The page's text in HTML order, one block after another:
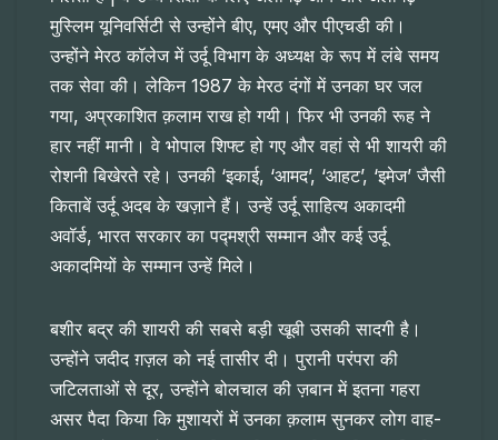
मुस्लिम यूनिवर्सिटी से उन्होंने बीए, एमए और पीएचडी की।
उन्होंने मेरठ कॉलेज में उर्दू विभाग के अध्यक्ष के रूप में लंबे समय
तक सेवा की। लेकिन 1987 के मेरठ दंगों में उनका घर जल
गया, अप्रकाशित क़लाम राख हो गयी। फिर भी उनकी रूह ने
हार नहीं मानी। वे भोपाल शिफ्ट हो गए और वहां से भी शायरी की
रोशनी बिखेरते रहे। उनकी ‘इकाई, ‘आमद’, ‘आहट’, ‘इमेज’ जैसी
किताबें उर्दू अदब के खज़ाने हैं। उन्हें उर्दू साहित्य अकादमी
अवॉर्ड, भारत सरकार का पद्मश्री सम्मान और कई उर्दू
अकादमियों के सम्मान उन्हें मिले।
बशीर बद्र की शायरी की सबसे बड़ी खूबी उसकी सादगी है।
उन्होंने जदीद ग़ज़ल को नई तासीर दी। पुरानी परंपरा की
जटिलताओं से दूर, उन्होंने बोलचाल की ज़बान में इतना गहरा
असर पैदा किया कि मुशायरों में उनका क़लाम सुनकर लोग वाह-